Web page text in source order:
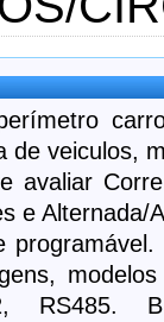
de veiculos,
avaliar
e Alternada/
RS485.